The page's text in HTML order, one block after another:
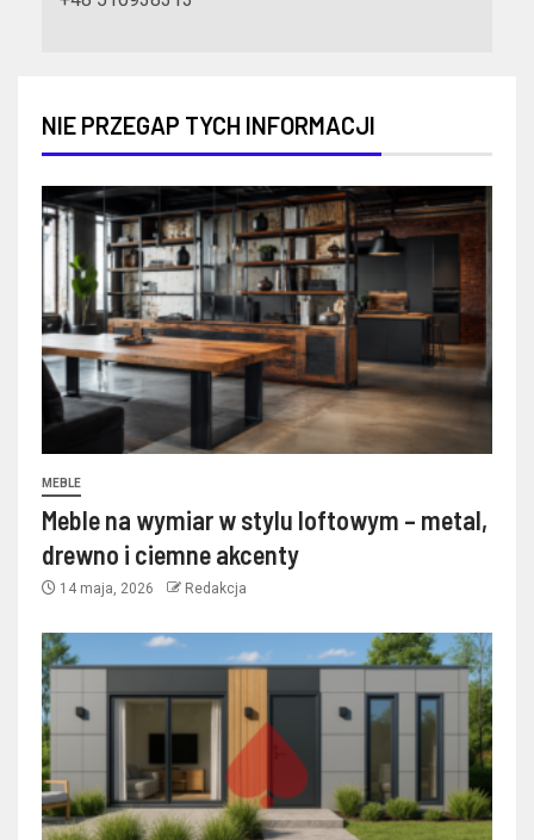
NIE PRZEGAP TYCH INFORMACJI
MEBLE
Meble na wymiar w stylu loftowym – metal,
drewno i ciemne akcenty
14 maja, 2026 Redakcja